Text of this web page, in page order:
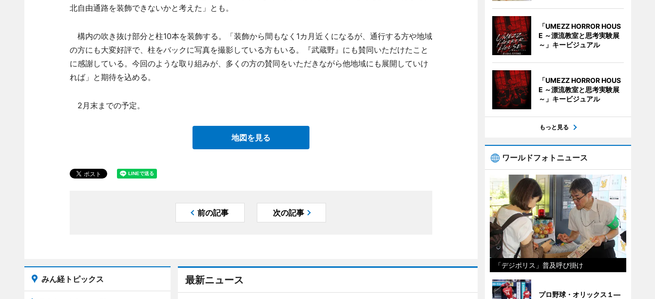
北自由通路を装飾できないかと考えた」とも。
構内の吹き抜け部分と柱10本を装飾する。「装飾から間もなく1カ月近くになるが、通行する方や地域
の方にも大変好評で、柱をバックに写真を撮影している方もいる。『武蔵野』にも賛同いただけたこと
に感謝している。今回のような取り組みが、多くの方の賛同をいただきながら他地域にも展開していけ
れば」と期待を込める。
2月末までの予定。
地図を見る
前の記事 次の記事
最新ニュース
みん経トピックス
「UMEZZ HORROR HOUS
E ～漂流教室と思考実験展
～」キービジュアル
「UMEZZ HORROR HOUS
E ～漂流教室と思考実験展
～」キービジュアル
もっと見る
ワールドフォトニュース
「デジポリス」普及呼び掛け
プロ野球・オリックス１―